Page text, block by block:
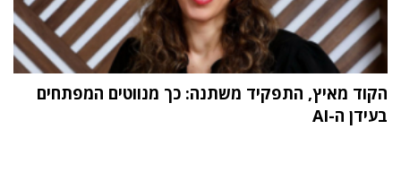
הקוד מאיץ, התפקיד משתנה: כך מנווטים המפתחים
בעידן ה-AI